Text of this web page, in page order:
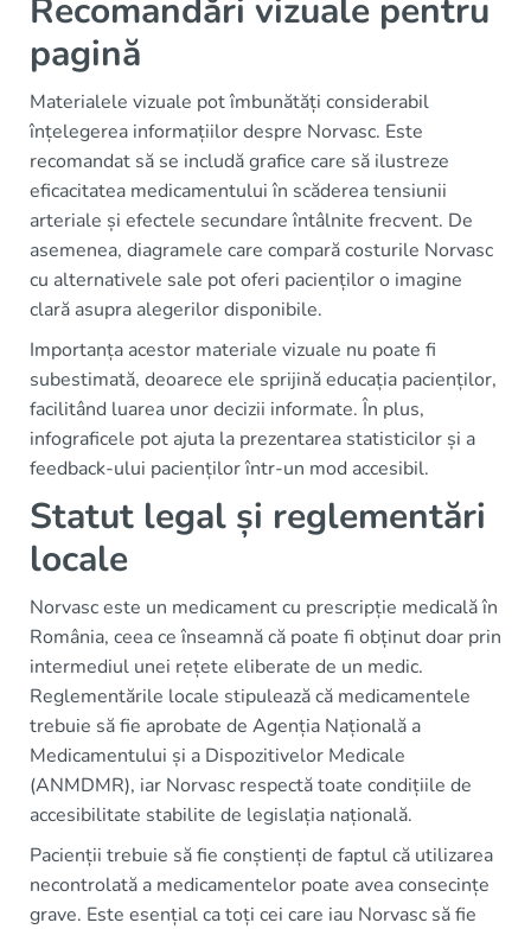
Recomandări vizuale pentru
pagină
Materialele vizuale pot îmbunătăți considerabil
înțelegerea informațiilor despre Norvasc. Este
recomandat să se includă grafice care să ilustreze
eficacitatea medicamentului în scăderea tensiunii
arteriale și efectele secundare întâlnite frecvent. De
asemenea, diagramele care compară costurile Norvasc
cu alternativele sale pot oferi pacienților o imagine
clară asupra alegerilor disponibile.
Importanța acestor materiale vizuale nu poate fi
subestimată, deoarece ele sprijină educația pacienților,
facilitând luarea unor decizii informate. În plus,
infograficele pot ajuta la prezentarea statisticilor și a
feedback-ului pacienților într-un mod accesibil.
Statut legal și reglementări
locale
Norvasc este un medicament cu prescripție medicală în
România, ceea ce înseamnă că poate fi obținut doar prin
intermediul unei rețete eliberate de un medic.
Reglementările locale stipulează că medicamentele
trebuie să fie aprobate de Agenția Națională a
Medicamentului și a Dispozitivelor Medicale
(ANMDMR), iar Norvasc respectă toate condițiile de
accesibilitate stabilite de legislația națională.
Pacienții trebuie să fie conștienți de faptul că utilizarea
necontrolată a medicamentelor poate avea consecințe
grave. Este esențial ca toți cei care iau Norvasc să fie